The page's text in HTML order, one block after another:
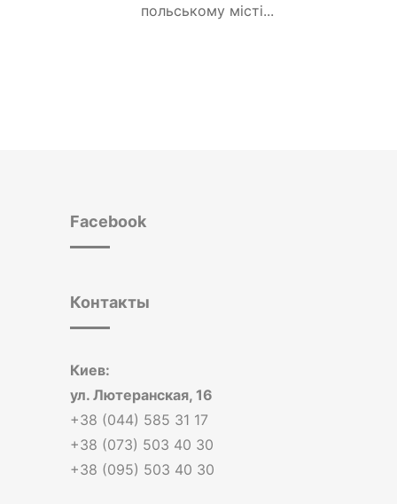
польському місті...
Facebook
Контакты
Киев:
ул. Лютеранская, 16
+38 (044) 585 31 17
+38 (073) 503 40 30
+38 (095) 503 40 30